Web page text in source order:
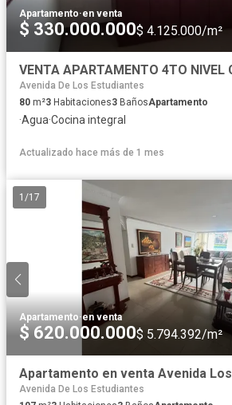
Apartamento·en venta
$ 330.000.000$ 4.125.000/m²
Avenida De Los Estudiantes
80 m²3 Habitaciones3 BañosApartamento
·Agua·Cocina integral
Actualizado hace más de 1 mes
1 /17
Apartamento·en venta
$ 620.000.000$ 5.794.392/m²
Apartamento en venta Avenida
Avenida De Los Estudiantes